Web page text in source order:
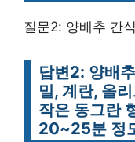
질문2: 양배추 간
답변2: 양배
밀, 계란, 올
작은 동그란
20~25분 정